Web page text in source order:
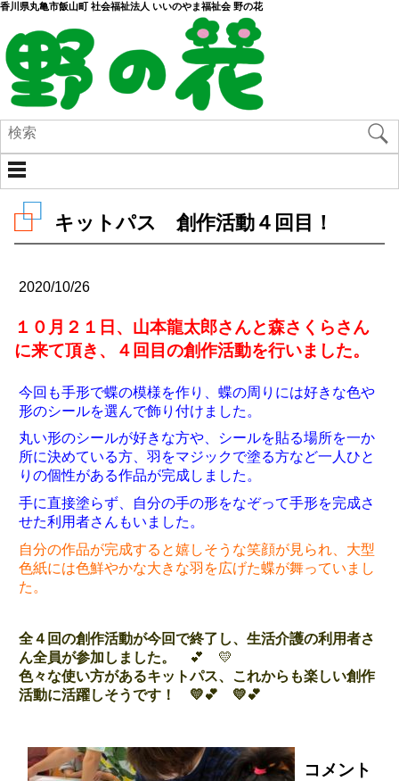
香川県丸亀市飯山町 社会福祉法人 いいのやま福祉会 野の花
キットパス 創作活動４回目！
2020/10/26
１０月２１日、山本龍太郎さんと森さくらさん
に来て頂き、４回目の創作活動を行いました。
今回も手形で蝶の模様を作り、蝶の周りには好きな色や
形のシールを選んで飾り付けました。
丸い形のシールが好きな方や、シールを貼る場所を一か
所に決めている方、羽をマジックで塗る方など一人ひと
りの個性がある作品が完成しました。
手に直接塗らず、自分の手の形をなぞって手形を完成さ
せた利用者さんもいました。
自分の作品が完成すると嬉しそうな笑顔が見られ、大型
色紙には色鮮やかな大きな羽を広げた蝶が舞っていまし
た。
全４回の創作活動が今回で終了し、生活介護の利用者さ
ん全員が参加しました。
💕 💛
色々な使い方があるキットパス、これからも楽しい創作
活動に活躍しそうです！ 💛💕 💛💕
コメント